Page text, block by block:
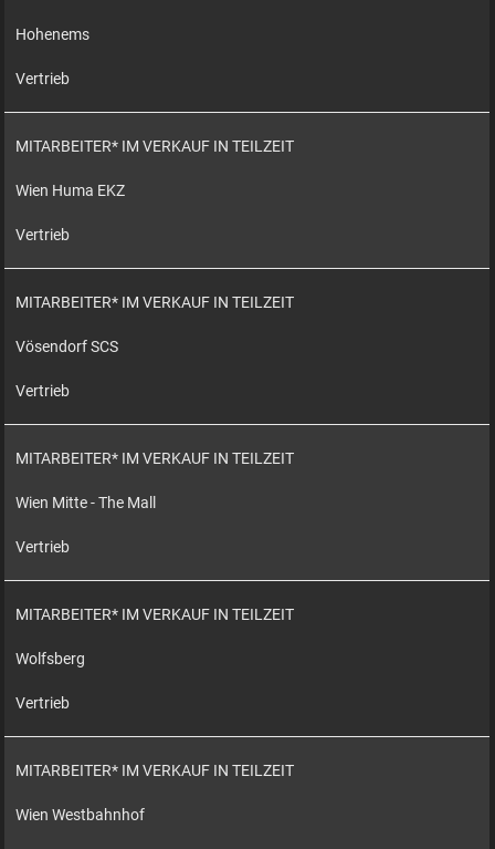
Hohenems
Vertrieb
MITARBEITER* IM VERKAUF IN TEILZEIT
Wien Huma EKZ
Vertrieb
MITARBEITER* IM VERKAUF IN TEILZEIT
Vösendorf SCS
Vertrieb
MITARBEITER* IM VERKAUF IN TEILZEIT
Wien Mitte - The Mall
Vertrieb
MITARBEITER* IM VERKAUF IN TEILZEIT
Wolfsberg
Vertrieb
MITARBEITER* IM VERKAUF IN TEILZEIT
Wien Westbahnhof